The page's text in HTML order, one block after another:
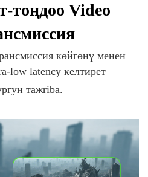
тоңдоо Video
көйгөнү менен
low latency келтирет
тажriba.